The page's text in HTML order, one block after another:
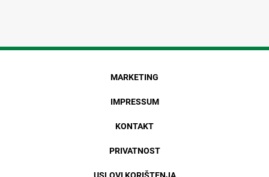
MARKETING
IMPRESSUM
KONTAKT
PRIVATNOST